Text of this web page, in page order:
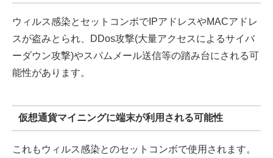
ウィルス感染とセットコンボでIPアドレスやMACアドレ
スが盗みとられ、DDos攻撃(大量アクセスによるサイバ
ーダウン攻撃)やスパムメール送信等の踏み台にされる可
能性があります。
仮想通貨マイニングに端末が利用される可能性
これもウィルス感染とのセットコンボで使用されます。